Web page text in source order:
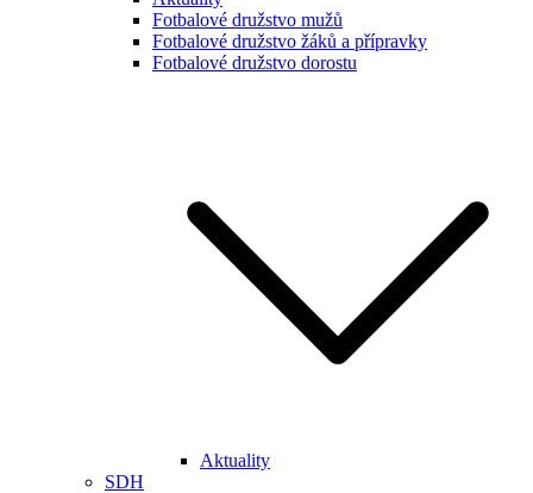
Fotbalové družstvo mužů
Fotbalové družstvo žáků a přípravky
Fotbalové družstvo dorostu
Aktuality
SDH